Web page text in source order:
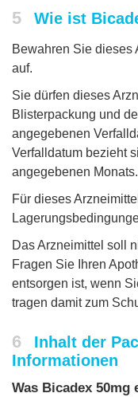
5 Wie ist
Bewahren Sie dieses
auf.
Sie dürfen dieses
Blisterpackung und
angegebenen
Verfalldatum bezieht
angegebenen Monats.
Für dieses
Das Arzneimittel soll
Fragen Sie Ihren
entsorgen ist, wenn
tragen damit zum
6
Inhalt der
Informationen
Was Bicadex 50mg